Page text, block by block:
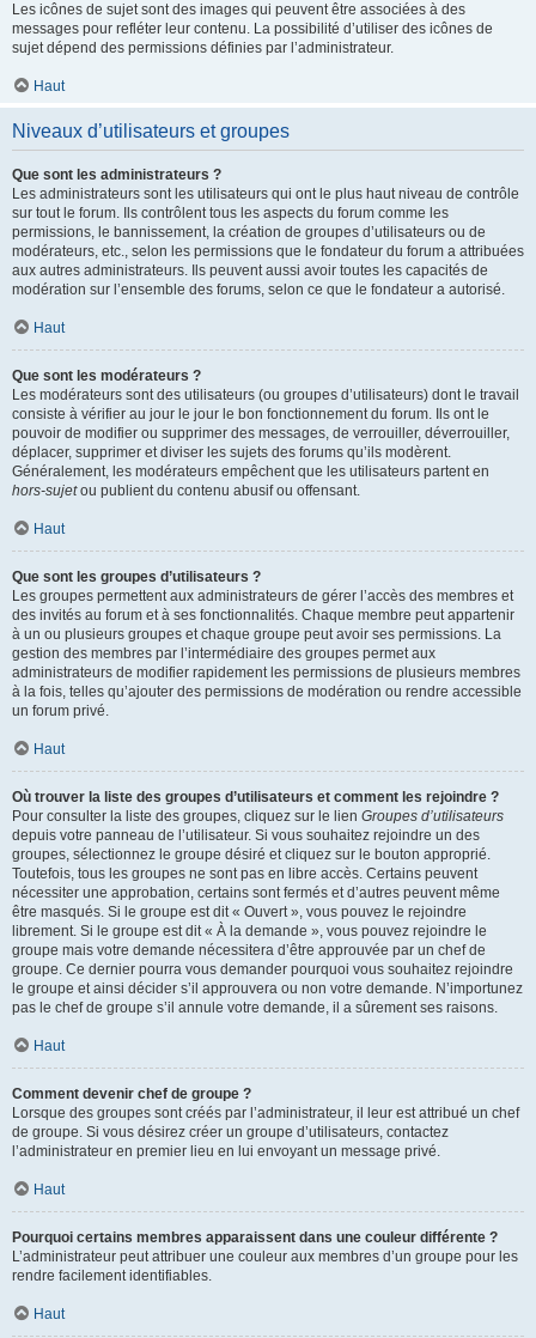
Les icônes de sujet sont des images qui peuvent être associées à des
messages pour refléter leur contenu. La possibilité d’utiliser des icônes de
sujet dépend des permissions définies par l’administrateur.
Haut
Niveaux d’utilisateurs et groupes
Que sont les administrateurs ?
Les administrateurs sont les utilisateurs qui ont le plus haut niveau de contrôle
sur tout le forum. Ils contrôlent tous les aspects du forum comme les
permissions, le bannissement, la création de groupes d’utilisateurs ou de
modérateurs, etc., selon les permissions que le fondateur du forum a attribuées
aux autres administrateurs. Ils peuvent aussi avoir toutes les capacités de
modération sur l’ensemble des forums, selon ce que le fondateur a autorisé.
Haut
Que sont les modérateurs ?
Les modérateurs sont des utilisateurs (ou groupes d’utilisateurs) dont le travail
consiste à vérifier au jour le jour le bon fonctionnement du forum. Ils ont le
pouvoir de modifier ou supprimer des messages, de verrouiller, déverrouiller,
déplacer, supprimer et diviser les sujets des forums qu’ils modèrent.
Généralement, les modérateurs empêchent que les utilisateurs partent en
hors-sujetou publient du contenu abusif ou offensant.
Haut
Que sont les groupes d’utilisateurs ?
Les groupes permettent aux administrateurs de gérer l’accès des membres et
des invités au forum et à ses fonctionnalités. Chaque membre peut appartenir
à un ou plusieurs groupes et chaque groupe peut avoir ses permissions. La
gestion des membres par l’intermédiaire des groupes permet aux
administrateurs de modifier rapidement les permissions de plusieurs membres
à la fois, telles qu’ajouter des permissions de modération ou rendre accessible
un forum privé.
Haut
Où trouver la liste des groupes d’utilisateurs et comment les rejoindre ?
Pour consulter la liste des groupes, cliquez sur le lien Groupes d’utilisateurs
depuis votre panneau de l’utilisateur. Si vous souhaitez rejoindre un des
groupes, sélectionnez le groupe désiré et cliquez sur le bouton approprié.
Toutefois, tous les groupes ne sont pas en libre accès. Certains peuvent
nécessiter une approbation, certains sont fermés et d’autres peuvent même
être masqués. Si le groupe est dit « Ouvert », vous pouvez le rejoindre
librement. Si le groupe est dit « À la demande », vous pouvez rejoindre le
groupe mais votre demande nécessitera d’être approuvée par un chef de
groupe. Ce dernier pourra vous demander pourquoi vous souhaitez rejoindre
le groupe et ainsi décider s’il approuvera ou non votre demande. N’importunez
pas le chef de groupe s’il annule votre demande, il a sûrement ses raisons.
Haut
Comment devenir chef de groupe ?
Lorsque des groupes sont créés par l’administrateur, il leur est attribué un chef
de groupe. Si vous désirez créer un groupe d’utilisateurs, contactez
l’administrateur en premier lieu en lui envoyant un message privé.
Haut
Pourquoi certains membres apparaissent dans une couleur différente ?
L’administrateur peut attribuer une couleur aux membres d’un groupe pour les
rendre facilement identifiables.
Haut